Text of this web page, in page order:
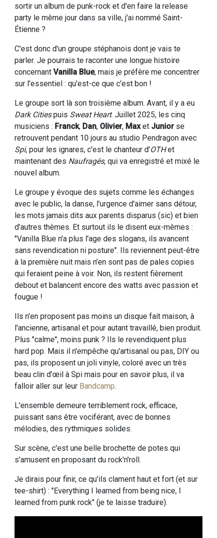
sortir un album de punk-rock et d'en faire la release
party le même jour dans sa ville, j'ai nommé Saint-
Étienne ?
C'est donc d'un groupe stéphanois dont je vais te
parler. Je pourrais te raconter une longue histoire
concernant Vanilla Blue, mais je préfère me concentrer
sur l’essentiel : qu'est-ce que c'est bon !
Le groupe sort là son troisième album. Avant, il y a eu
Dark Citiespuis Sweat Heart. Juillet 2025, les cinq
musiciens : Franck, Dan, Olivier, Maxet Juniorse
retrouvent pendant 10 jours au studio Pendragon avec
Spi, pour les ignares, c'est le chanteur d'OTHet
maintenant des Naufragés, qui va enregistré et mixé le
nouvel album.
Le groupe y évoque des sujets comme les échanges
avec le public, la danse, l'urgence d'aimer sans détour,
les mots jamais dits aux parents disparus (sic) et bien
d'autres thèmes. Et surtout ils le disent eux-mêmes :
"Vanilla Blue n'a plus l'age des slogans, ils avancent
sans revendication ni posture". Ils reviennent peut-être
à la première nuit mais n'en sont pas de pales copies
qui feraient peine à voir. Non, ils restent fièrement
debout et balancent encore des watts avec passion et
fougue !
Ils n'en proposent pas moins un disque fait maison, à
l'ancienne, artisanal et pour autant travaillé, bien produit.
Plus "calme", moins punk ? Ils le revendiquent plus
hard pop. Mais il n'empêche qu'artisanal ou pas, DIY ou
pas, ils proposent un joli vinyle, coloré avec un très
beau clin d’œil à Spi mais pour en savoir plus, il va
falloir aller sur leur Bandcamp.
L'ensemble demeure terriblement rock, efficace,
puissant sans être vociférant, avec de bonnes
mélodies, des rythmiques solides.
Sur scène, c'est une belle brochette de potes qui
s'amusent en proposant du rock'n'roll.
Je dirais pour finir, ce qu'ils clament haut et fort (et sur
tee-shirt) : "Everything I learned from being nice, I
learned from punk rock" (je te laisse traduire).